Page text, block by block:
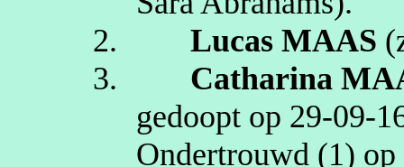
2.
Lucas MAAS
3.
Catharina
gedoopt op
Ondertrouwd (1) op